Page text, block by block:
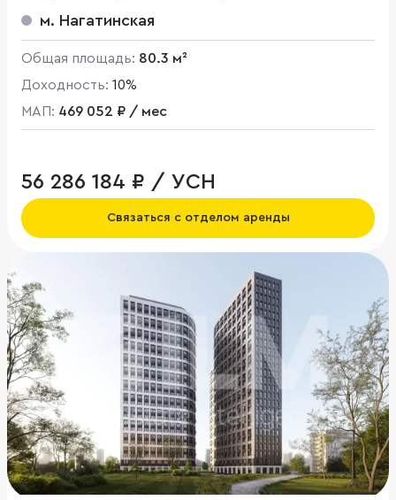
м. Нагатинская
Общая площадь: 80.3 м²
Доходность: 10%
МАП: 469 052 ₽ / мес
56 286 184 ₽ / УСН
Связаться с отделом аренды